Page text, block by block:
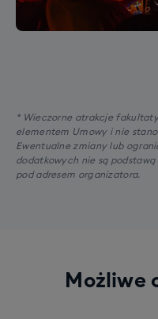
* Wieczorne atrakcje
elementem Umowy i nie
Ewentualne zmiany lub
dodatkowych nie są
pod adresem organizatora.
Możliwe